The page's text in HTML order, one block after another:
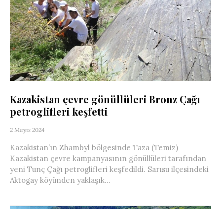
Kazakistan çevre gönüllüleri Bronz Çağı
petroglifleri keşfetti
2 Mayıs 2024
Kazakistan’ın Zhambyl bölgesinde Taza (Temiz)
Kazakistan çevre kampanyasının gönüllüleri tarafından
yeni Tunç Çağı petroglifleri keşfedildi. Sarısu ilçesindeki
Aktogay köyünden yaklaşık...